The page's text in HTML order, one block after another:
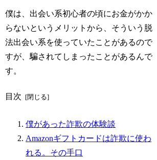
僕は、出会い系初心者の頃にお金がかか
らないというメリットから、そういう脱
法出会い系を使っていたことがあるので
すが、騙されてしまったことがあるんで
す。
目次
僕があった詐欺の体験談
Amazonギフトカードは詐欺に使わ
れる。その手口